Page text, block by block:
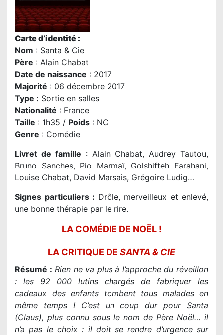
Carte d’identité :
Nom : Santa & Cie
Père : Alain Chabat
Date de naissance : 2017
Majorité : 06 décembre 2017
Type : Sortie en salles
Nationalité : France
Taille : 1h35 / Poids : NC
Genre : Comédie
Livret de famille : Alain Chabat, Audrey Tautou,
Bruno Sanches, Pio Marmaï, Golshifteh Farahani,
Louise Chabat, David Marsais, Grégoire Ludig…
Signes particuliers : Drôle, merveilleux et enlevé,
une bonne thérapie par le rire.
LA COMÉDIE DE NOËL !
LA CRITIQUE DE SANTA & CIE
Résumé : Rien ne va plus à l’approche du réveillon
: les 92 000 lutins chargés de fabriquer les
cadeaux des enfants tombent tous malades en
même temps ! C’est un coup dur pour Santa
(Claus), plus connu sous le nom de Père Noël… il
n’a pas le choix : il doit se rendre d’urgence sur